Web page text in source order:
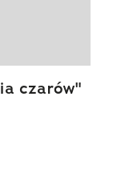
czarów"